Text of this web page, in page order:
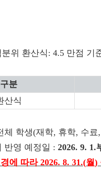
위 환산식: 4.5 만점 기
구분
산식
체 학생(재학, 휴학, 수
반영 예정일 : 2026. 9. 1.
에 따라 2026. 8. 31.(월)